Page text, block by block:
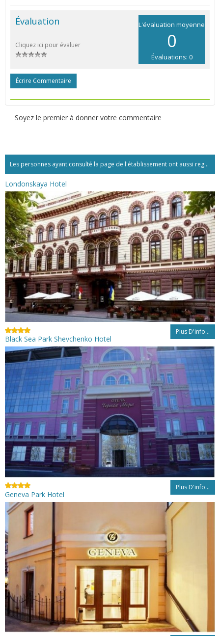
L'évaluation moyenne
0
Évaluations: 0
Évaluation
Cliquez ici pour évaluer
Écrire Commentaire
Soyez le premier à donner votre commentaire
Les personnes ayant consulté la page de l'établissement ont aussi regardé:...
Londonskaya Hotel
Plus D'info...
Black Sea Park Shevchenko Hotel
Plus D'info...
Geneva Park Hotel